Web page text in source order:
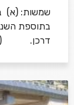
שמשות: (א)
בתוספת
דרכן.